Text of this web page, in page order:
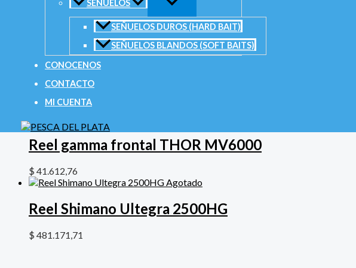
SEÑUELOS
SEÑUELOS DUROS (HARD BAIT)
SEÑUELOS BLANDOS (SOFT BAITS)
CONOCENOS
CONTACTO
MI CUENTA
Productos relacionados
Reel Omoto Frontal Sarita 2000
69.717,26
Reel gamma frontal THOR MV6000
$ 41.612,76
Agotado
Reel Shimano Ultegra 2500HG
$ 481.171,71